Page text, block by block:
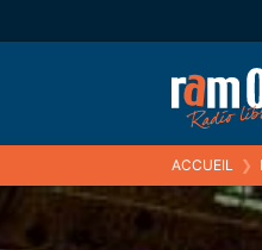
ACCUEIL ❯